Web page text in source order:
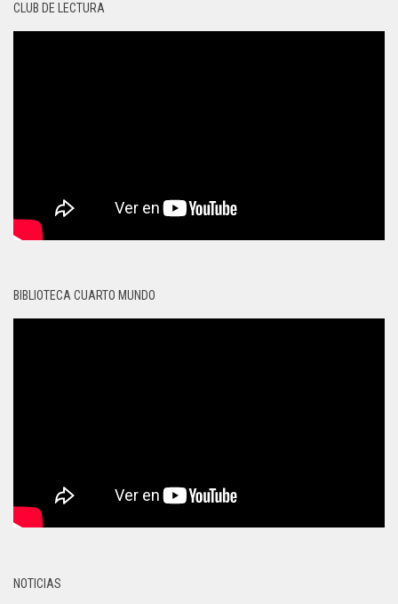
CLUB DE LECTURA
BIBLIOTECA CUARTO MUNDO
NOTICIAS